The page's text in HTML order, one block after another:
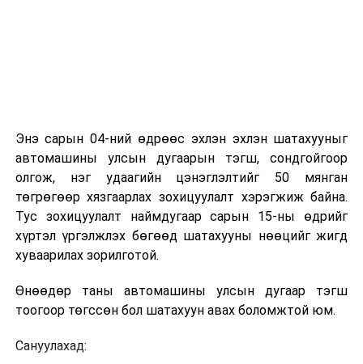
Энэ сарын 04-ний өдрөөс эхлэн эхлэн шатахууныг
автомашины улсын дугаарын тэгш, сондгойгоор
олгож, нэг удаагийн цэнэглэлтийг 50 мянган
төгрөгөөр хязгаарлах зохицуулалт хэрэгжиж байна.
Тус зохицуулалт наймдугаар сарын 15-ны өдрийг
хүртэл үргэлжлэх бөгөөд шатахууны нөөцийг жигд
хуваарилах зорилготой.
Өнөөдөр таны автомашины улсын дугаар тэгш
тоогоор төгссөн бол шатахуун авах боломжтой юм.
Сануулахад: